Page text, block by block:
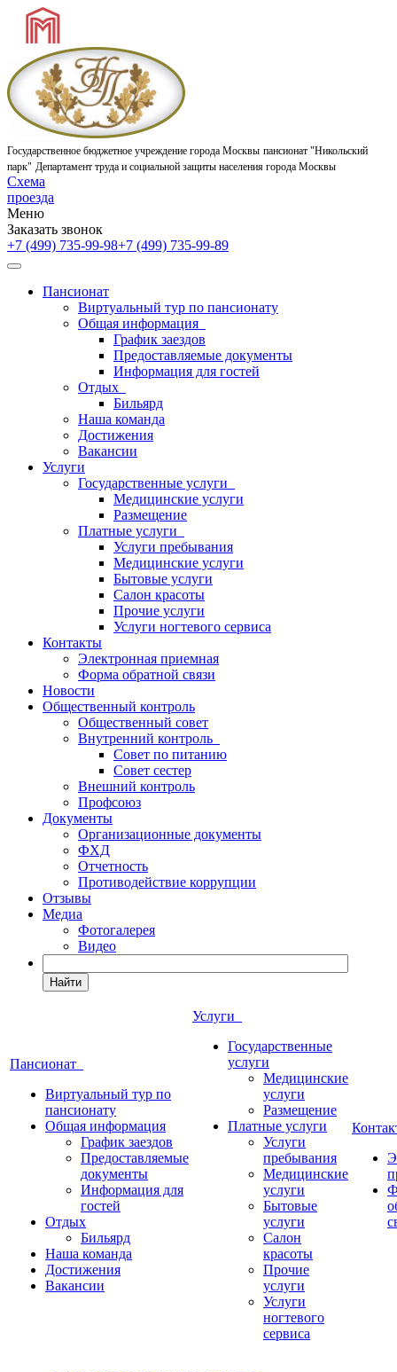
Государственное бюджетное учреждение города Москвы пансионат "Никольский
парк" Департамент труда и социальной защиты населения города Москвы
Схема
проезда
Меню
Заказать звонок
+7 (499) 735-99-98+7 (499) 735-99-89
Пансионат
Виртуальный тур по пансионату
Общая информация
График заездов
Предоставляемые документы
Информация для гостей
Отдых
Бильярд
Наша команда
Достижения
Вакансии
Услуги
Государственные услуги
Медицинские услуги
Размещение
Платные услуги
Услуги пребывания
Медицинские услуги
Бытовые услуги
Салон красоты
Прочие услуги
Услуги ногтевого сервиса
Контакты
Электронная приемная
Форма обратной связи
Новости
Общественный контроль
Общественный совет
Внутренний контроль
Совет по питанию
Совет сестер
Внешний контроль
Профсоюз
Документы
Организационные документы
ФХД
Отчетность
Противодействие коррупции
Отзывы
Медиа
Фотогалерея
Видео
Найти
Пансионат
Виртуальный тур по
пансионату
Общая информация
График заездов
Предоставляемые
документы
Информация для
гостей
Отдых
Бильярд
Наша команда
Достижения
Вакансии
Услуги
Государственные
услуги
Медицинские
услуги
Размещение
Платные услуги
Услуги
пребывания
Медицинские
услуги
Бытовые
услуги
Салон
красоты
Прочие
услуги
Услуги
ногтевого
сервиса